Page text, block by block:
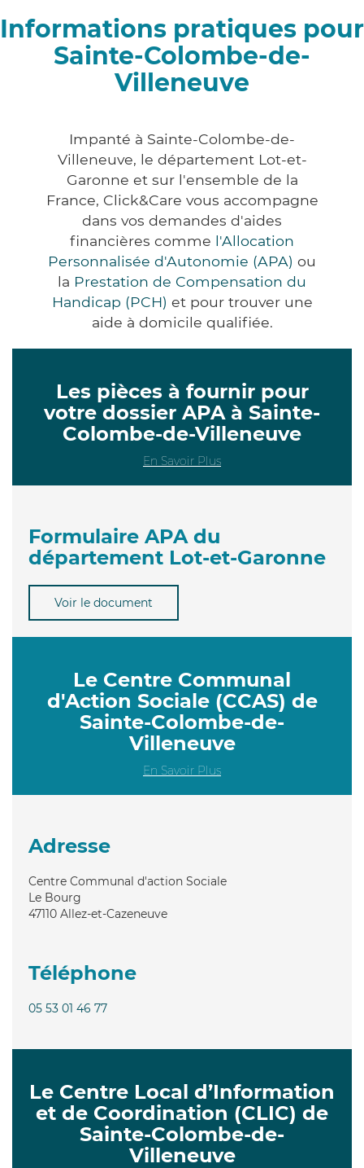
Informations pratiques pour
Sainte-Colombe-de-
Villeneuve
Impanté à Sainte-Colombe-de-
Villeneuve, le département Lot-et-
Garonne et sur l'ensemble de la
France, Click&Care vous accompagne
dans vos demandes d'aides
financières comme l'Allocation
Personnalisée d'Autonomie (APA) ou
la Prestation de Compensation du
Handicap (PCH) et pour trouver une
aide à domicile qualifiée.
Les pièces à fournir pour
votre dossier APA à Sainte-
Colombe-de-Villeneuve
En Savoir Plus
Formulaire APA du
département Lot-et-Garonne
Voir le document
Le Centre Communal
d'Action Sociale (CCAS) de
Sainte-Colombe-de-
Villeneuve
En Savoir Plus
Adresse
Centre Communal d'action Sociale
Le Bourg
47110 Allez-et-Cazeneuve
Téléphone
05 53 01 46 77
Le Centre Local d’Information
et de Coordination (CLIC) de
Sainte-Colombe-de-
Villeneuve